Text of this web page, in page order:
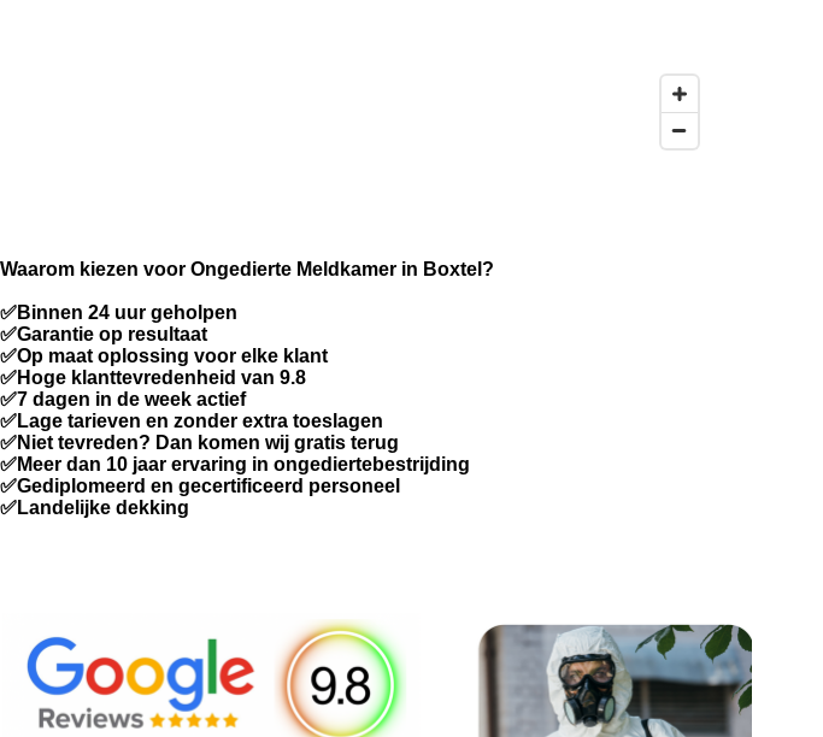
Waarom kiezen voor Ongedierte Meldkamer in Boxtel?
✅Binnen 24 uur geholpen
✅Garantie op resultaat
✅Op maat oplossing voor elke klant
✅Hoge klanttevredenheid van 9.8
✅7 dagen in de week actief
✅Lage tarieven en zonder extra toeslagen
✅Niet tevreden? Dan komen wij gratis terug
✅Meer dan 10 jaar ervaring in ongediertebestrijding
✅Gediplomeerd en gecertificeerd personeel
✅Landelijke dekking